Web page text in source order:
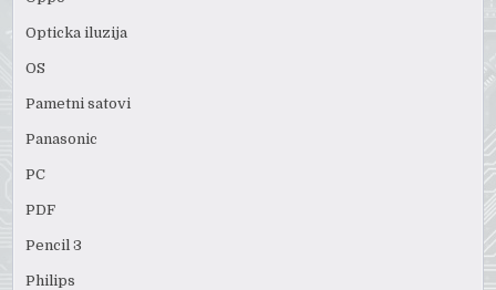
Opticka iluzija
OS
Pametni satovi
Panasonic
PC
PDF
Pencil 3
Philips